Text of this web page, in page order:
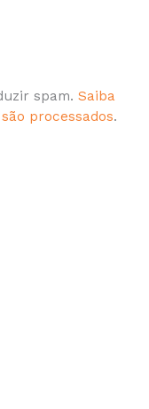
spam. Saiba
processados.